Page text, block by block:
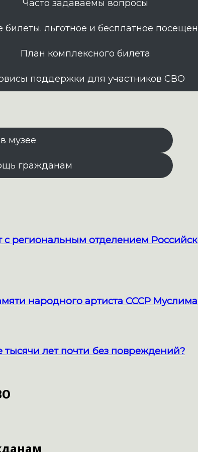
Часто задаваемы вопросы
билеты. льготное и бесплатное
План комплексного билета
поддержки для участников СВО
музее
гражданам
региональным отделением
народного артиста СССР
лет почти без повреждений?